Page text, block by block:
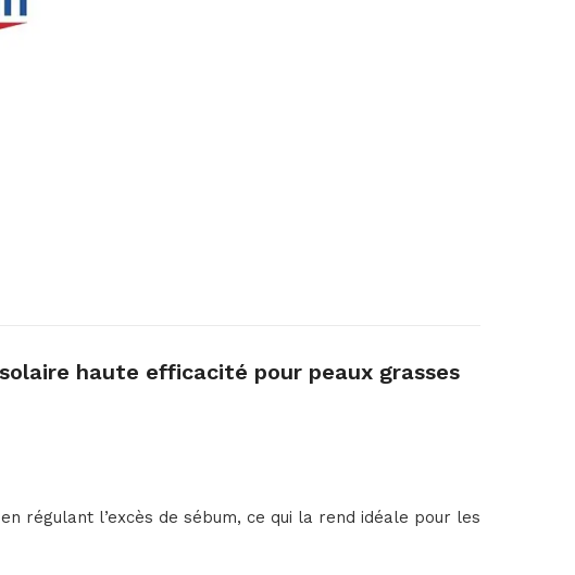
haute efficacité pour peaux grasses
régulant l’excès de sébum, ce qui la rend idéale pour les